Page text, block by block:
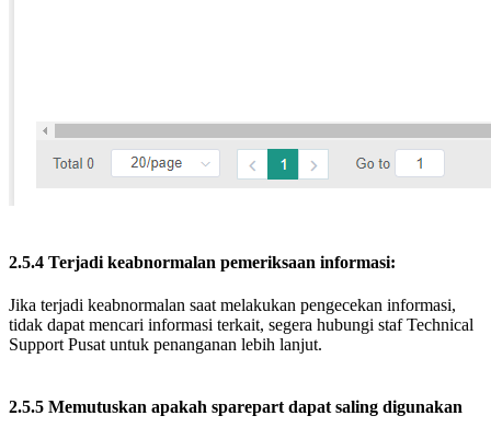
2.5.4 Terjadi keabnormalan pemeriksaan informasi:
Jika terjadi keabnormalan saat melakukan pengecekan informasi,
tidak dapat mencari informasi terkait, segera hubungi staf Technical
Support Pusat untuk penanganan lebih lanjut.
2.5.5 Memutuskan apakah sparepart dapat saling digunakan